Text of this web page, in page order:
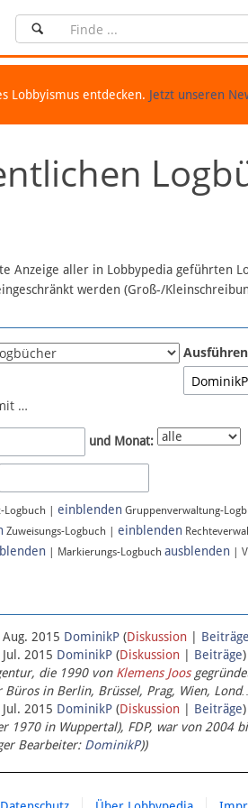
Lobbyismus entdecken. Jetzt unseren
Anzeige aller in Lobbypedia geführten
werden (Groß-/
…
und Monat:
Logbuch | einblenden Gruppenverwaltung-
Zuweisungs-Logbuch | einblenden
| Markierungs-Logbuch ausblenden |
2015 DominikP (Diskussion | Beiträge
2015 DominikP (Diskussion | Beiträge)
die 1990 von Klemens Joos
Büros in Berlin, Brüssel, Prag, Wien,
2015 DominikP (Diskussion | Beiträge)
1970 in Wuppertal), FDP, war von 2004
Bearbeiter: DominikP))